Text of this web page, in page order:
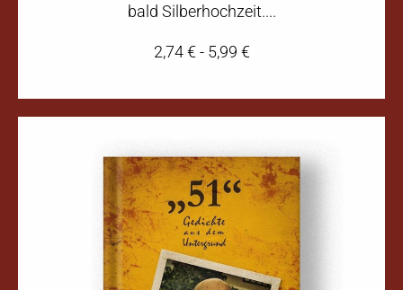
bald Silberhochzeit....
2,74€- 5,99 €